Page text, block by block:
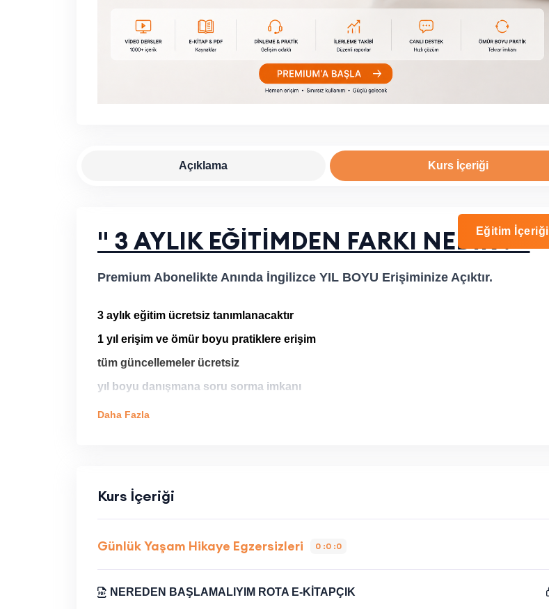
Açıklama Kurs İçeriği
Eğitim İçeriği
'' 3 AYLIK EĞİTİMDEN FARKI NEDİR ? ''
Premium Abonelikte Anında İngilizce YIL BOYU Erişiminize Açıktır.
3 aylık eğitim ücretsiz tanımlanacaktır
1 yıl erişim ve ömür boyu pratiklere erişim
tüm güncellemeler ücretsiz
yıl boyu danışmana soru sorma imkanı
Daha Fazla
Kurs İçeriği
Günlük Yaşam Hikaye Egzersizleri 0 :0 :0
NEREDEN BAŞLAMALIYIM ROTA E-KİTAPÇIK